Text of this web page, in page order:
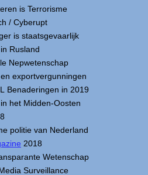
is Terrorisme
/ Cyberupt
is staatsgevaarlijk
Rusland
Nepwetenschap
exportvergunningen
Benaderingen in 2019
het Midden-Oosten
politie van Nederland
2018
Wetenschap
Surveillance